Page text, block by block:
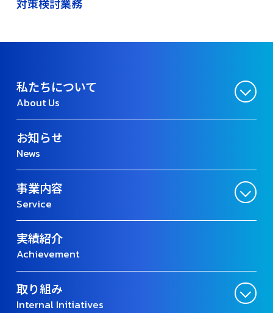
私たちについて
About Us
お知らせ
News
事業内容
Service
実績紹介
Achievement
取り組み
Internal Initiatives